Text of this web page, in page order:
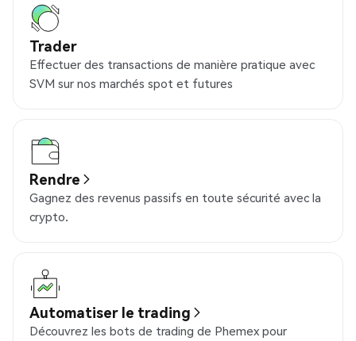
Trader
Effectuer des transactions de manière pratique avec
SVM sur nos marchés spot et futures
Rendre
Gagnez des revenus passifs en toute sécurité avec la
crypto.
Automatiser le trading
Découvrez les bots de trading de Phemex pour